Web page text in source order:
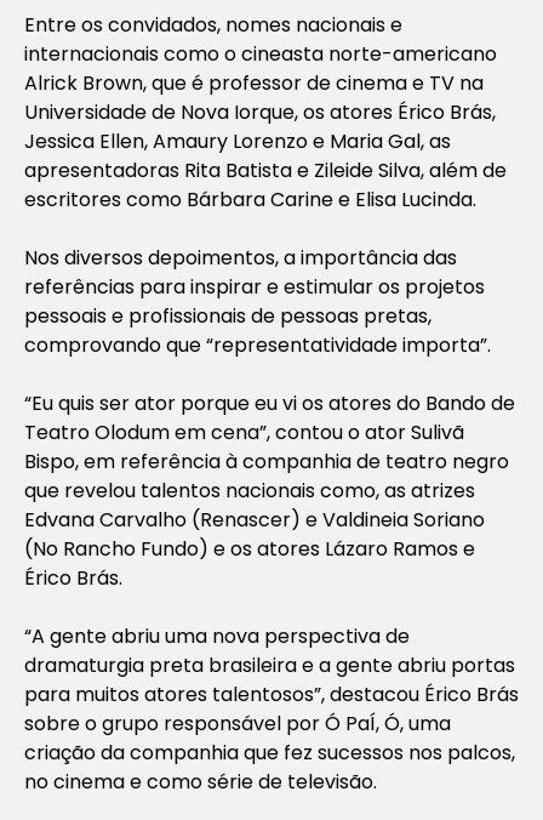
Entre os convidados, nomes nacionais e
internacionais como o cineasta norte-americano
Alrick Brown, que é professor de cinema e TV na
Universidade de Nova Iorque, os atores Érico Brás,
Jessica Ellen, Amaury Lorenzo e Maria Gal, as
apresentadoras Rita Batista e Zileide Silva, além de
escritores como Bárbara Carine e Elisa Lucinda.
Nos diversos depoimentos, a importância das
referências para inspirar e estimular os projetos
pessoais e profissionais de pessoas pretas,
comprovando que “representatividade importa”.
“Eu quis ser ator porque eu vi os atores do Bando de
Teatro Olodum em cena”, contou o ator Sulivã
Bispo, em referência à companhia de teatro negro
que revelou talentos nacionais como, as atrizes
Edvana Carvalho (Renascer) e Valdineia Soriano
(No Rancho Fundo) e os atores Lázaro Ramos e
Érico Brás.
“A gente abriu uma nova perspectiva de
dramaturgia preta brasileira e a gente abriu portas
para muitos atores talentosos”, destacou Érico Brás
sobre o grupo responsável por Ó PaÍ, Ó, uma
criação da companhia que fez sucessos nos palcos,
no cinema e como série de televisão.